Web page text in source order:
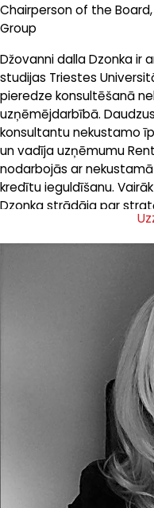
Chairperson of the
Group
Džovanni dalla Dzonka ir
studijas Triestes
pieredze konsultēšanā
uzņēmējdarbībā.
konsultantu nekustamo
un vadīja uzņēmumu
nodarbojās ar
kredītu ieguldīšanu.
Dzonka strādāja par
ar Itālijas lielākajiem
privātajiem investoriem
mazumtirdzniecības
investīciju izvēlē un
sagatavošanā. 2007.
nodibināja Baltic RE
papildināt savu
augstu izaugsmes
Džovanni ir Latvijas
asociācijas goda biedrs
Starptautiskās
Baltijas nodaļā FIABCI
Baltijas valstīs
tirdzniecības ielās
mazumtirdzniecību, un
vairākās starptautiskās